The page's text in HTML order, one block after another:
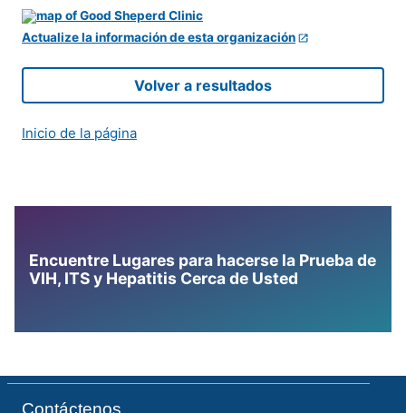
Actualize la información de esta organización
Volver a resultados
Inicio de la página
Encuentre Lugares para hacerse la Prueba de
VIH, ITS y Hepatitis Cerca de Usted
Contáctenos